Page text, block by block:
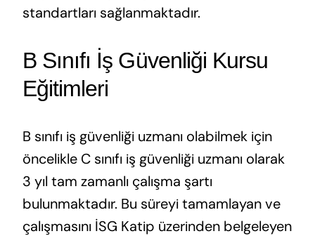
standartları sağlanmaktadır.
B Sınıfı İş Güvenliği Kursu
Eğitimleri
B sınıfı iş güvenliği uzmanı olabilmek için
öncelikle C sınıfı iş güvenliği uzmanı olarak
3 yıl tam zamanlı çalışma şartı
bulunmaktadır. Bu süreyi tamamlayan ve
çalışmasını İSG Katip üzerinden belgeleyen